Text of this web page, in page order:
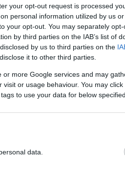
your opt-out request is processed
personal information utilized by us
your opt-out. You may separately
by third parties on the IAB’s list of
by us to third parties on the
it to other third parties.
more Google services and may
or usage behaviour. You may
to use your data for below
data.
segíti az emésztést,
Édes, de
zsírok gazdag forrása.
hosszas teltségérzetet